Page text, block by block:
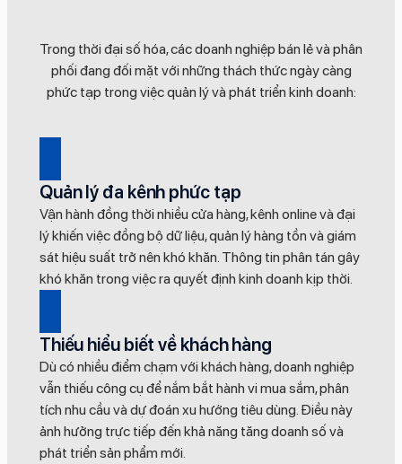
Trong thời đại số hóa, các doanh nghiệp bán lẻ và phân
phối đang đối mặt với những thách thức ngày càng
phức tạp trong việc quản lý và phát triển kinh doanh:
Quản lý đa kênh phức tạp
Vận hành đồng thời nhiều cửa hàng, kênh online và đại
lý khiến việc đồng bộ dữ liệu, quản lý hàng tồn và giám
sát hiệu suất trở nên khó khăn. Thông tin phân tán gây
khó khăn trong việc ra quyết định kinh doanh kịp thời.
Thiếu hiểu biết về khách hàng
Dù có nhiều điểm chạm với khách hàng, doanh nghiệp
vẫn thiếu công cụ để nắm bắt hành vi mua sắm, phân
tích nhu cầu và dự đoán xu hướng tiêu dùng. Điều này
ảnh hưởng trực tiếp đến khả năng tăng doanh số và
phát triển sản phẩm mới.